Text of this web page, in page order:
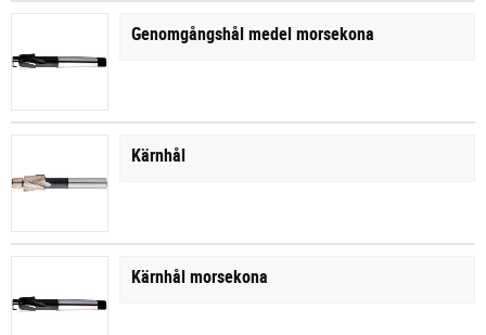
Genomgångshål medel morsekona
Kärnhål
Kärnhål morsekona